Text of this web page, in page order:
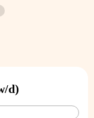
d)